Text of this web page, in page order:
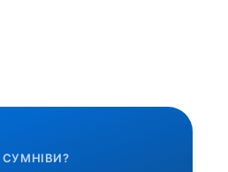
СУМНІВИ?